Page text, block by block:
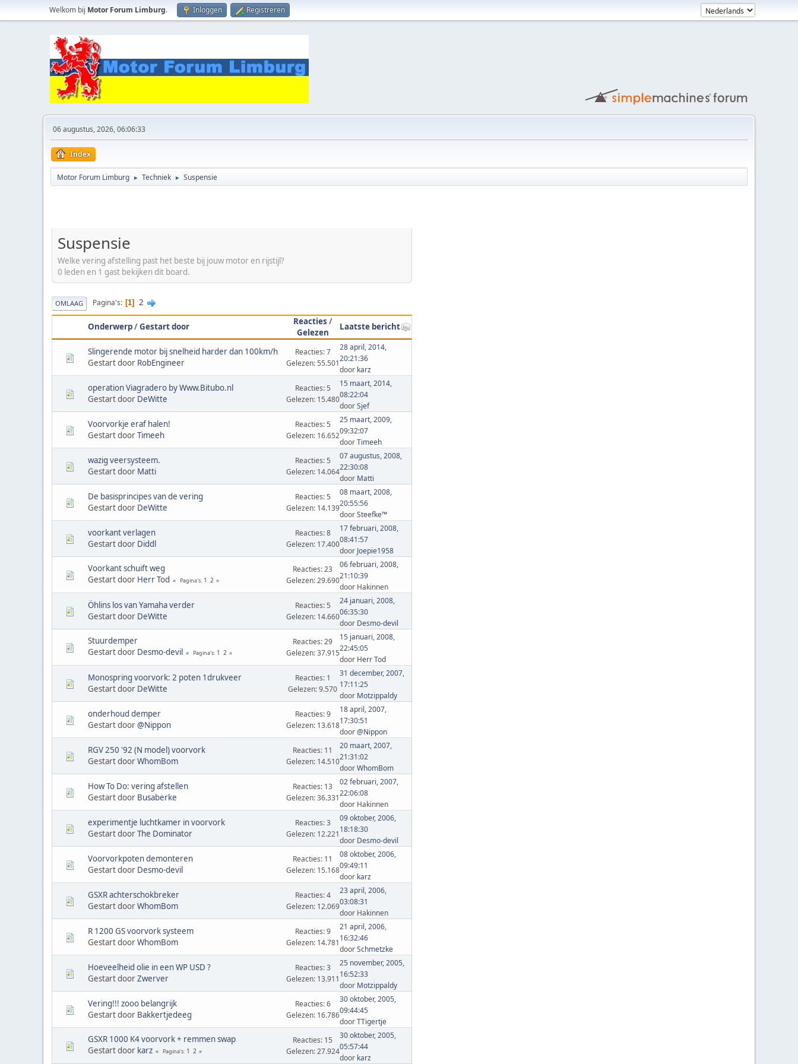
Welkom bij Motor Forum Limburg. Inloggen Registreren
06 augustus, 2026, 06:06:33
Index
Motor Forum Limburg ► Techniek ► Suspensie
Suspensie
Welke vering afstelling past het beste bij jouw motor en rijstijl?
0 leden en 1 gast bekijken dit board.
OMLAAG Pagina's 1 2
Onderwerp/Gestart door
Reacties /
Gelezen
Laatste bericht
Slingerende motor bij snelheid harder dan 100km/h
Gestart door RobEngineer
Reacties: 7
Gelezen: 55.501
28 april, 2014,
20:21:36
door karz
operation Viagradero by Www.Bitubo.nl
Gestart door DeWitte
Reacties: 5
Gelezen: 15.480
15 maart, 2014,
08:22:04
doorSjef
Voorvorkje eraf halen!
Gestart doorTimeeh
Reacties: 5
Gelezen: 16.652
25 maart, 2009,
09:32:07
doorTimeeh
wazig veersysteem.
Gestart door Matti
Reacties: 5
Gelezen: 14.064
07 augustus, 2008,
22:30:08
door Matti
De basisprincipes van de vering
Gestart door DeWitte
Reacties: 5
Gelezen: 14.139
08 maart, 2008,
20:55:56
doorSteefke™
voorkant verlagen
Gestart door Diddl
Reacties: 8
Gelezen: 17.400
17 februari, 2008,
08:41:57
door Joepie1958
Voorkant schuift weg
Gestart door Herr Tod Pagina's 1 2
Reacties: 23
Gelezen: 29.690
06 februari, 2008,
21:10:39
door Hakinnen
Öhlins los van Yamaha verder
Gestart door DeWitte
Reacties: 5
Gelezen: 14.660
24 januari, 2008,
06:35:30
door Desmo-devil
Stuurdemper
Gestart door Desmo-devil Pagina's 1 2
Reacties: 29
Gelezen: 37.915
15 januari, 2008,
22:45:05
door Herr Tod
Monospring voorvork: 2 poten 1drukveer
Gestart door DeWitte
Reacties: 1
Gelezen: 9.570
31 december, 2007,
17:11:25
door Motzippaldy
onderhoud demper
Gestart door@Nippon
Reacties: 9
Gelezen: 13.618
18 april, 2007,
17:30:51
door@Nippon
RGV 250 '92 (N model) voorvork
Gestart doorWhomBom
Reacties: 11
Gelezen: 14.510
20 maart, 2007,
21:31:02
doorWhomBom
How To Do: vering afstellen
Gestart door Busaberke
Reacties: 13
Gelezen: 36.331
02 februari, 2007,
22:06:08
door Hakinnen
experimentje luchtkamer in voorvork
Gestart doorThe Dominator
Reacties: 3
Gelezen: 12.221
09 oktober, 2006,
18:18:30
door Desmo-devil
Voorvorkpoten demonteren
Gestart door Desmo-devil
Reacties: 11
Gelezen: 15.168
08 oktober, 2006,
09:49:11
door karz
GSXR achterschokbreker
Gestart doorWhomBom
Reacties: 4
Gelezen: 12.069
23 april, 2006,
03:08:31
door Hakinnen
R 1200 GS voorvork systeem
Gestart doorWhomBom
Reacties: 9
Gelezen: 14.781
21 april, 2006,
16:32:46
doorSchmetzke
Hoeveelheid olie in een WP USD ?
Gestart doorZwerver
Reacties: 3
Gelezen: 13.911
25 november, 2005,
16:52:33
door Motzippaldy
Vering!!! zooo belangrijk
Gestart door Bakkertjedeeg
Reacties: 6
Gelezen: 16.786
30 oktober, 2005,
09:44:45
doorTTigertje
GSXR 1000 K4 voorvork + remmen swap
Gestart door karz Pagina's 1 2
Reacties: 15
Gelezen: 27.924
30 oktober, 2005,
05:57:44
door karz